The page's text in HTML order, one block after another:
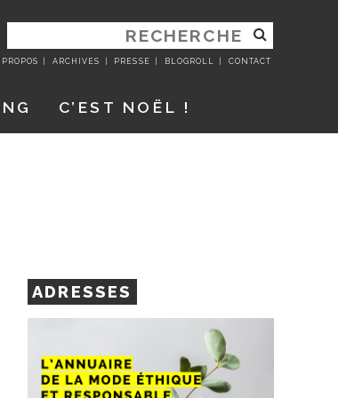
RECHERCHER
:
ARCHIVES PRESSE BLOGROLL CONTACT
C’EST NOËL !
ADRESSES